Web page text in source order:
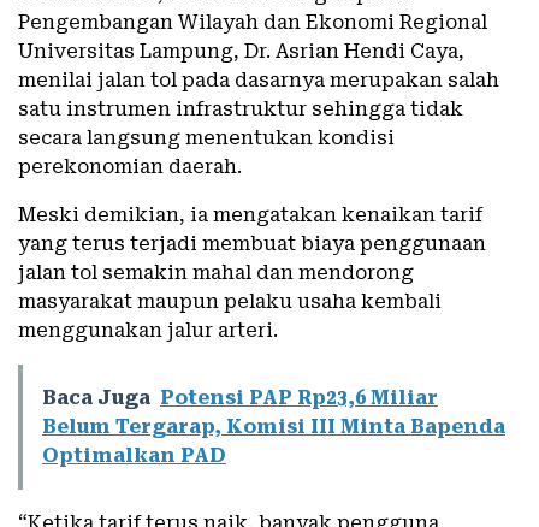
Pengembangan Wilayah dan Ekonomi Regional
Universitas Lampung, Dr. Asrian Hendi Caya,
menilai jalan tol pada dasarnya merupakan salah
satu instrumen infrastruktur sehingga tidak
secara langsung menentukan kondisi
perekonomian daerah.
Meski demikian, ia mengatakan kenaikan tarif
yang terus terjadi membuat biaya penggunaan
jalan tol semakin mahal dan mendorong
masyarakat maupun pelaku usaha kembali
menggunakan jalur arteri.
Baca Juga Potensi PAP Rp23,6 Miliar
Belum Tergarap, Komisi III Minta Bapenda
Optimalkan PAD